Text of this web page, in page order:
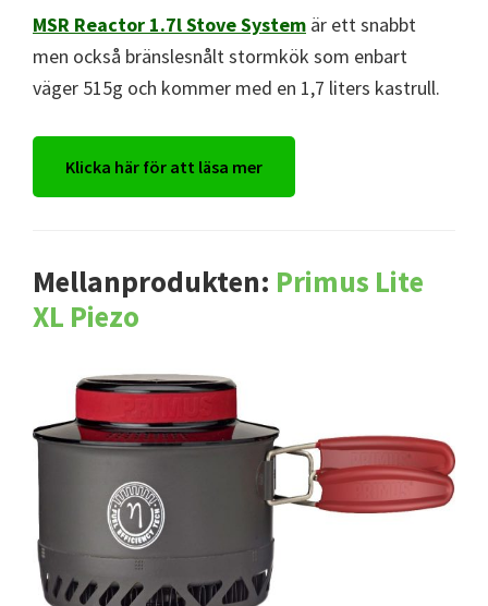
MSR Reactor 1.7l Stove System är ett snabbt
men också bränslesnålt stormkök som enbart
väger 515g och kommer med en 1,7 liters kastrull.
Klicka här för att läsa mer
Mellanprodukten: Primus Lite
XL Piezo